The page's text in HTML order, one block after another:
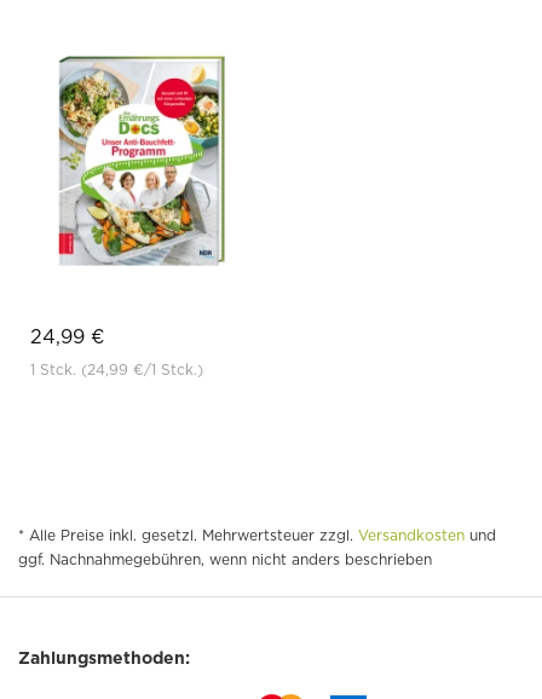
24,99 €
1 Stck. (24,99 €/1 Stck.)
* Alle Preise inkl. gesetzl. Mehrwertsteuer zzgl. Versandkosten und
ggf. Nachnahmegebühren, wenn nicht anders beschrieben
Zahlungsmethoden: